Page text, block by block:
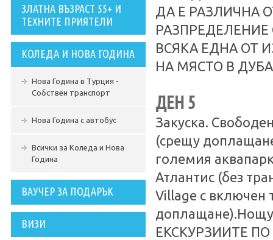
ЗЛАТНА ВЪЗРАСТ 55+ И
ТЕХНИТЕ ПРИЯТЕЛИ
КОЛЕДА И НОВА ГОДИНА
Нова Година в Турция -
Собствен транспорт
Нова Година с автобус
Всички за Коледа и Нова
Година
ВАУЧЕР ЗА ПОДАРЪК
ВИЗИ
ДА Е РАЗЛИЧНА
ВСЯКА ЕДНА ОТ
НА МЯСТО В
ДЕН 5
Закуска.
(срещу
големия
Атлантис (без
Village с включен
ЕКСКУРЗИИТЕ